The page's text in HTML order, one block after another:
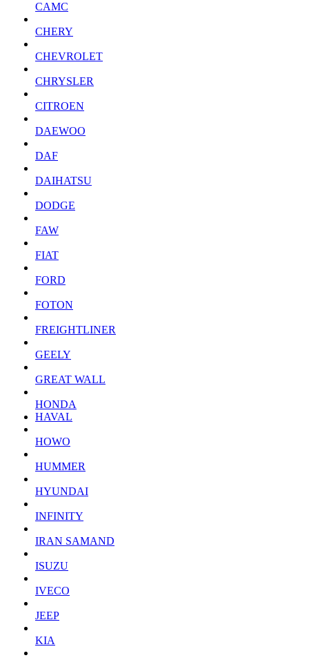
CAMC
CHERY
CHEVROLET
CHRYSLER
CITROEN
DAEWOO
DAF
DAIHATSU
DODGE
FAW
FIAT
FORD
FOTON
FREIGHTLINER
GEELY
GREAT WALL
HONDA
HAVAL
HOWO
HUMMER
HYUNDAI
INFINITY
IRAN SAMAND
ISUZU
IVECO
JEEP
KIA